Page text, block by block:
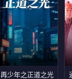
再少年之正道之光